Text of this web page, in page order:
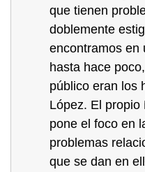
que tienen
doblemente
encontramos en
hasta hace
público eran los
López. El propio
pone el foco en
problemas
que se dan en